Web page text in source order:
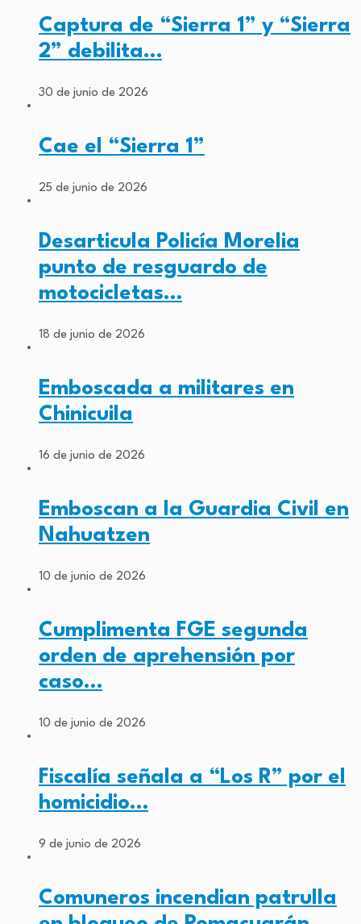
Captura de “Sierra 1” y “Sierra
2” debilita…
30 de junio de 2026
Cae el “Sierra 1”
25 de junio de 2026
Desarticula Policía Morelia
punto de resguardo de
motocicletas…
18 de junio de 2026
Emboscada a militares en
Chinicuila
16 de junio de 2026
Emboscan a la Guardia Civil en
Nahuatzen
10 de junio de 2026
Cumplimenta FGE segunda
orden de aprehensión por
caso…
10 de junio de 2026
Fiscalía señala a “Los R” por el
homicidio…
9 de junio de 2026
Comuneros incendian patrulla